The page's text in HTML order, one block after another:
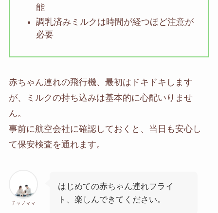
能
調乳済みミルクは時間が経つほど注意が
必要
赤ちゃん連れの飛行機、最初はドキドキします
が、ミルクの持ち込みは基本的に心配いりませ
ん。
事前に航空会社に確認しておくと、当日も安心し
て保安検査を通れます。
チャノママ
はじめての赤ちゃん連れフライ
ト、楽しんできてください。